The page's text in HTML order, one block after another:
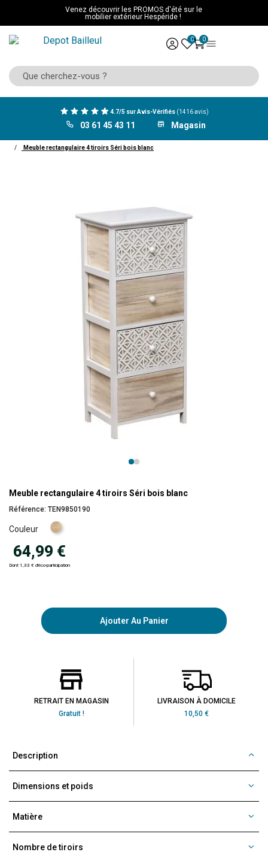
Venez découvrir les PROMOS d'été sur le
mobilier extérieur Hespéride !
0 0
4.7/5 sur Avis-Vérifiés (1416 avis)
03 61 45 43 11 Magasin
Meuble rectangulaire 4 tiroirs Séri bois blanc
Meuble rectangulaire 4 tiroirs Séri bois blanc
Référence: TEN9850190
Couleur
Naturel
64,99 €
Dont 1,33 € d'éco-participation
Ajouter Au Panier
RETRAIT EN MAGASIN
Gratuit !
LIVRAISON À DOMICILE
10,50 €
Description
Dimensions et poids
Matière
Nombre de tiroirs